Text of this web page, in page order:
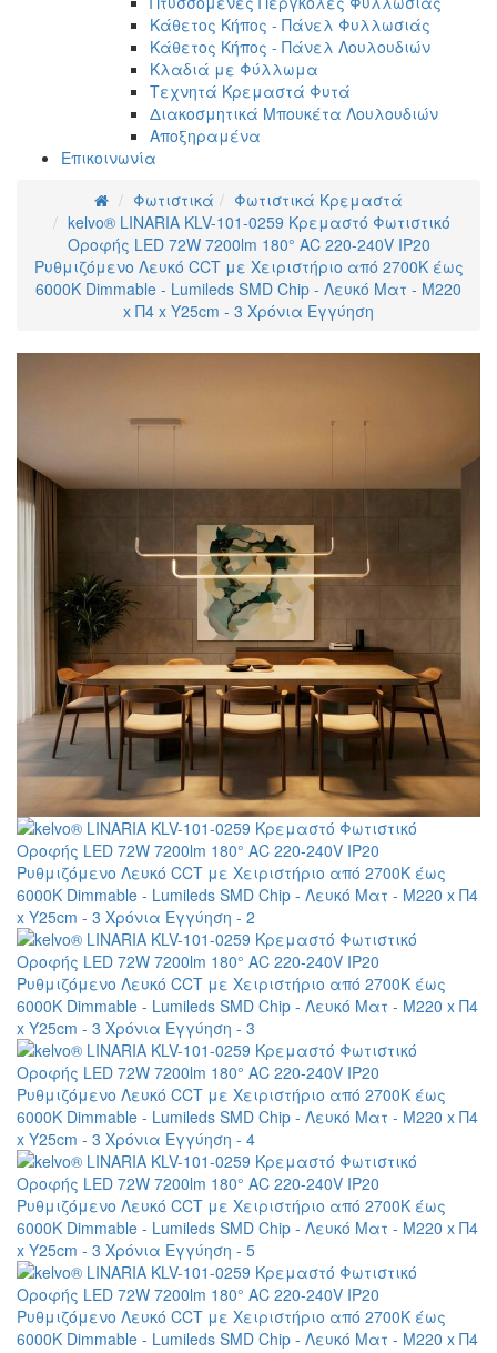
Κάθετος Κήπος - Πάνελ Φυλλωσιάς
Κάθετος Κήπος - Πάνελ Λουλουδιών
Κλαδιά με Φύλλωμα
Τεχνητά Κρεμαστά Φυτά
Διακοσμητικά Μπουκέτα Λουλουδιών
Αποξηραμένα
Επικοινωνία
Φωτιστικά
Φωτιστικά Κρεμαστά
kelvo® LINARIA KLV-101-0259 Κρεμαστό Φωτιστικό
Οροφής LED 72W 7200lm 180° AC 220-240V IP20
Ρυθμιζόμενο Λευκό CCT με Χειριστήριο από 2700K έως
6000K Dimmable - Lumileds SMD Chip - Λευκό Ματ - Μ220
x Π4 x Υ25cm - 3 Χρόνια Εγγύηση